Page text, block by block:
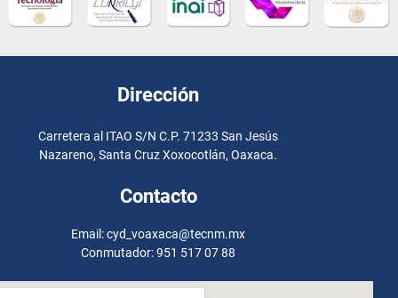
Dirección
Carretera al ITAO S/N C.P. 71233 San Jesús
Nazareno, Santa Cruz Xoxocotlán, Oaxaca.
Contacto
Email: cyd_voaxaca@tecnm.mx
Conmutador: 951 517 07 88